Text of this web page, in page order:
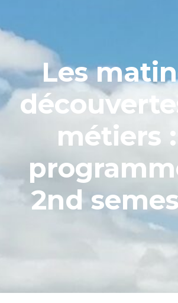
Les
métiers
2nd